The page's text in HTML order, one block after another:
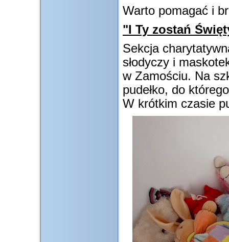
Warto pomagać i
"I Ty zostań
Sekcja
słodyczy i
w Zamościu. Na
pudełko, do
W krótkim czasie